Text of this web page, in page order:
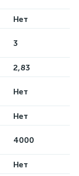
Нет
3
2,83
Нет
Нет
4000
Нет